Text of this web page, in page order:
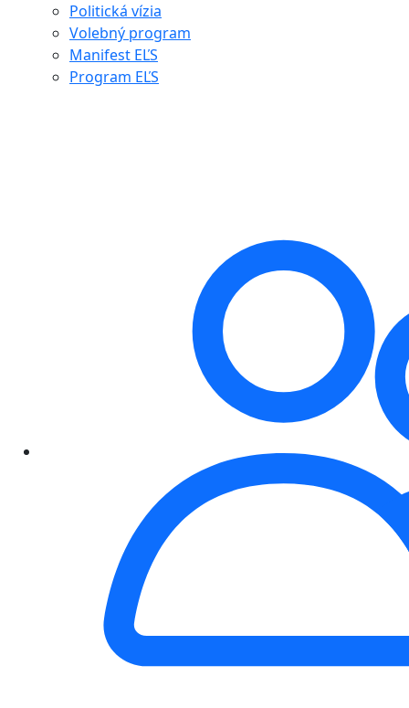
Politická vízia
Volebný program
Manifest EĽS
Program EĽS